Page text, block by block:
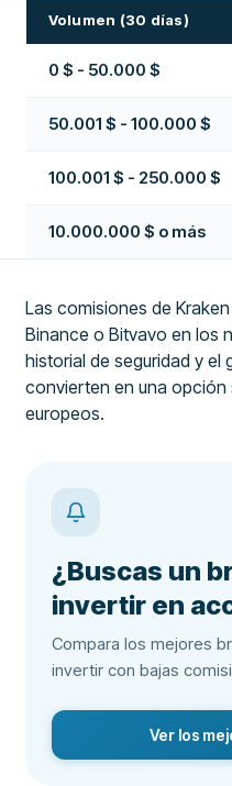
Volumen (30 días)
0 $ - 50.000 $
50.001 $ - 100.000 $
100.001 $ - 250.000 $
10.000.000 $ o más
Las comisiones de
Binance o Bitvavo en los
historial de seguridad y el
convierten en una opción
europeos.
¿Buscas un
invertir en
Compara los mejores
invertir con bajas
Ver los